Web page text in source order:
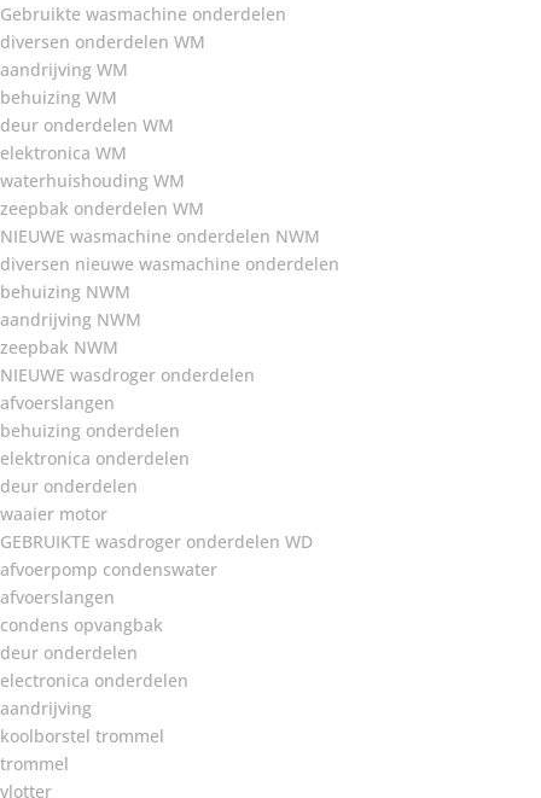
Gebruikte wasmachine onderdelen
diversen onderdelen WM
aandrijving WM
behuizing WM
deur onderdelen WM
elektronica WM
waterhuishouding WM
zeepbak onderdelen WM
NIEUWE wasmachine onderdelen NWM
diversen nieuwe wasmachine onderdelen
behuizing NWM
aandrijving NWM
zeepbak NWM
NIEUWE wasdroger onderdelen
afvoerslangen
behuizing onderdelen
elektronica onderdelen
deur onderdelen
waaier motor
GEBRUIKTE wasdroger onderdelen WD
afvoerpomp condenswater
afvoerslangen
condens opvangbak
deur onderdelen
electronica onderdelen
aandrijving
koolborstel trommel
trommel
vlotter